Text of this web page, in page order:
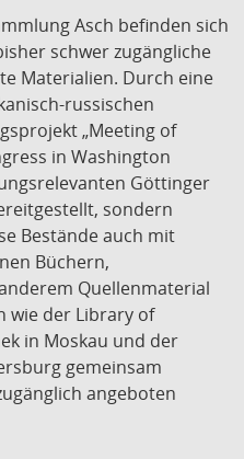
Asch befinden sich
schwer zugängliche
Materialien. Durch eine
russischen
„Meeting of
in Washington
Göttinger
sondern
Bestände auch mit
Büchern,
Quellenmaterial
wie der Library of
in Moskau und der
gemeinsam
angeboten